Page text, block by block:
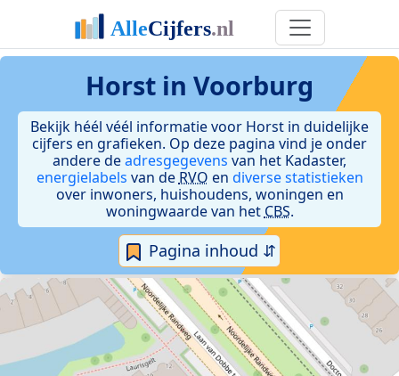
Horst in Voorburg
Bekijk héél véél informatie voor Horst in duidelijke
cijfers en grafieken. Op deze pagina vind je onder
andere deadresgegevens van het Kadaster,
energielabels van de RVO en diverse statistieken
over inwoners, huishoudens, woningen en
woningwaarde van het CBS.
Pagina inhoud ⇵